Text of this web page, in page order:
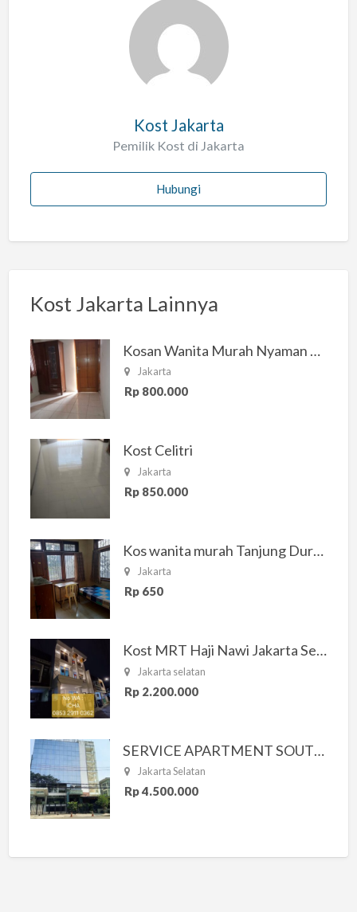
Kost Jakarta
Pemilik Kost di Jakarta
Hubungi
Kost Jakarta Lainnya
Kosan Wanita Murah Nyaman di Jakarta Selatan
Jakarta
Rp 800.000
Kost Celitri
Jakarta
Rp 850.000
Kos wanita murah Tanjung Duren Jakarta Barat
Jakarta
Rp 650
Kost MRT Haji Nawi Jakarta Selatan
Jakarta selatan
Rp 2.200.000
SERVICE APARTMENT SOUTH RESIDENCE
Jakarta Selatan
Rp 4.500.000